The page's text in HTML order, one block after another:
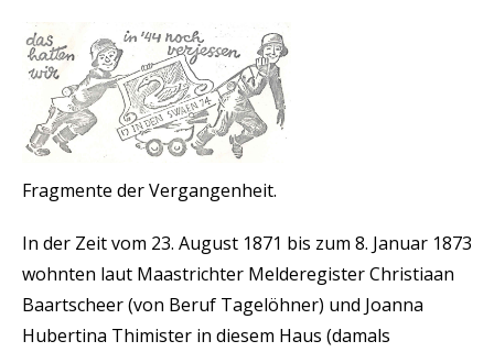
Fragmente der Vergangenheit.
In der Zeit vom 23. August 1871 bis zum 8. Januar 1873
wohnten laut Maastrichter Melderegister Christiaan
Baartscheer (von Beruf Tagelöhner) und Joanna
Hubertina Thimister in diesem Haus (damals